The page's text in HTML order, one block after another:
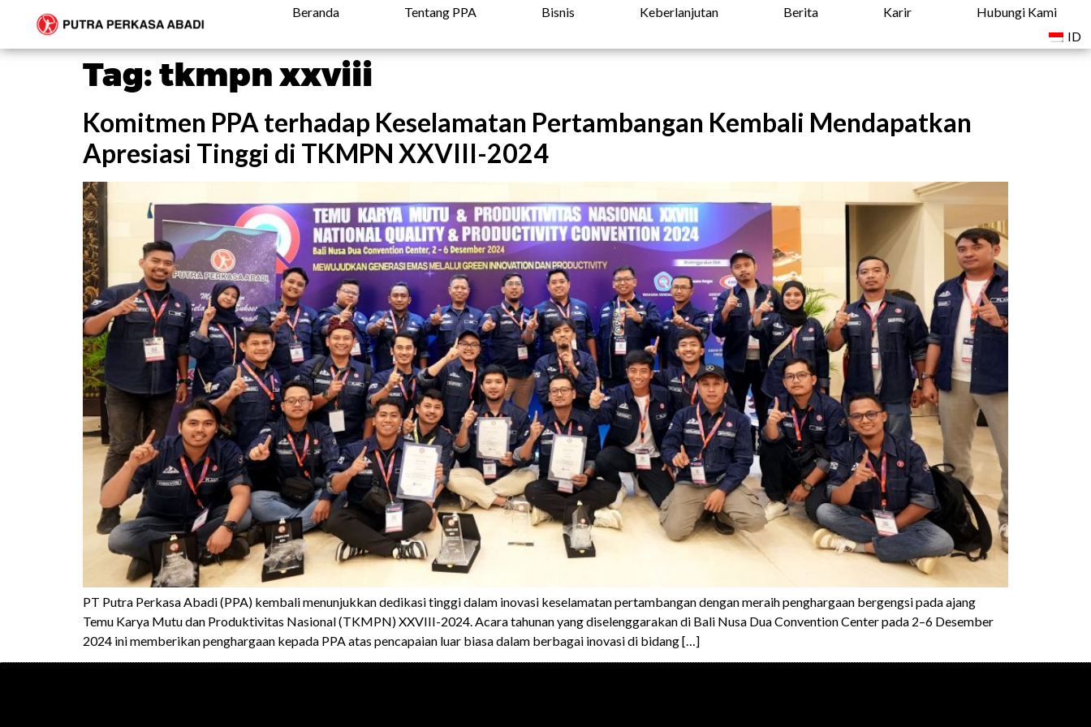
Beranda Tentang PPA Bisnis Keberlanjutan Berita Karir
Hubungi Kami
ID
Tag:tkmpn xxviii
Komitmen PPA terhadap Keselamatan Pertambangan Kembali Mendapatkan
Apresiasi Tinggi di TKMPN XXVIII-2024
PT Putra Perkasa Abadi (PPA) kembali menunjukkan dedikasi tinggi dalam inovasi keselamatan pertambangan dengan meraih penghargaan bergengsi pada ajang
Temu Karya Mutu dan Produktivitas Nasional (TKMPN) XXVIII-2024. Acara tahunan yang diselenggarakan di Bali Nusa Dua Convention Center pada 2–6 Desember
2024 ini memberikan penghargaan kepada PPA atas pencapaian luar biasa dalam berbagai inovasi di bidang […]